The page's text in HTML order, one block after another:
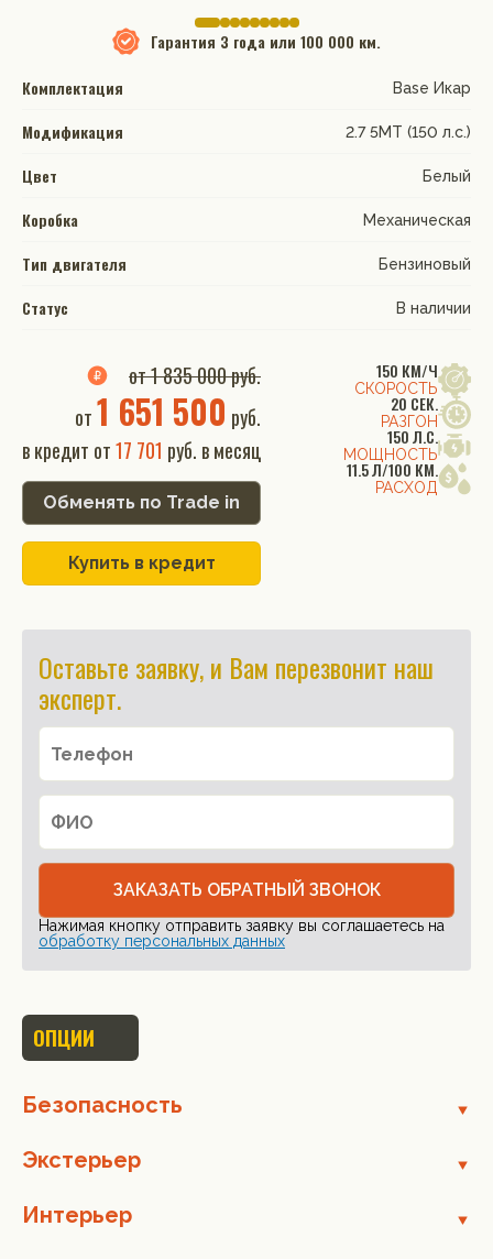
Гарантия 3 года или 100 000 км.
Комплектация
Base Икар
Модификация 2.7 5МТ (150 л.с.)
Цвет Белый
Коробка Механическая
Тип двигателя Бензиновый
Статус В наличии
150 КМ/Ч
СКОРОСТЬ
20 СЕК.
РАЗГОН
150 Л.С.
МОЩНОСТЬ
11.5 Л/100 КМ.
РАСХОД
от 1 835 000 руб.
от1 651 500 руб.
в кредит от17 701 руб. в месяц
Обменять по Trade in
Купить в кредит
Оставьте заявку, и Вам перезвонит наш
эксперт.
ЗАКАЗАТЬ ОБРАТНЫЙ ЗВОНОК
Нажимая кнопку отправить заявку вы соглашаетесь на
обработку персональных данных
ОПЦИИ
Безопасность
Экстерьер
Интерьер